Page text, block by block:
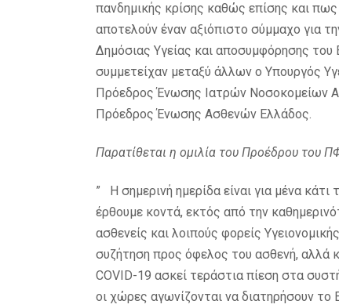
πανδημικής κρίσης καθώς επίσης και
αποτελούν έναν αξιόπιστο σύμμαχο για
Δημόσιας Υγείας και αποσυμφόρησης
συμμετείχαν μεταξύ άλλων ο Υπουργός
Πρόεδρος Ένωσης Ιατρών Νοσοκομείων
Πρόεδρος Ένωσης Ασθενών Ελλάδος.
Παρατίθεται η ομιλία του Προέδρου του
” Η σημερινή ημερίδα είναι για μένα κάτι
έρθουμε κοντά, εκτός από την
ασθενείς και λοιπούς φορείς
συζήτηση προς όφελος του ασθενή, αλλά
COVID-19 ασκεί τεράστια πίεση στα
οι χώρες αγωνίζονται να διατηρήσουν το